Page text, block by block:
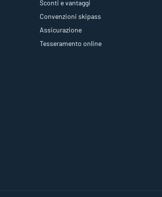
Sconti e vantaggi
Convenzioni skipass
Assicurazione
Tesseramento online